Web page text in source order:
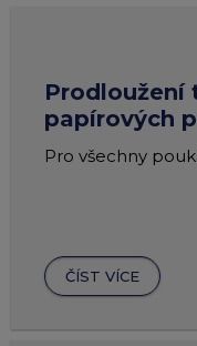
Prodloužení
papírových
Pro všechny
ČÍST VÍCE